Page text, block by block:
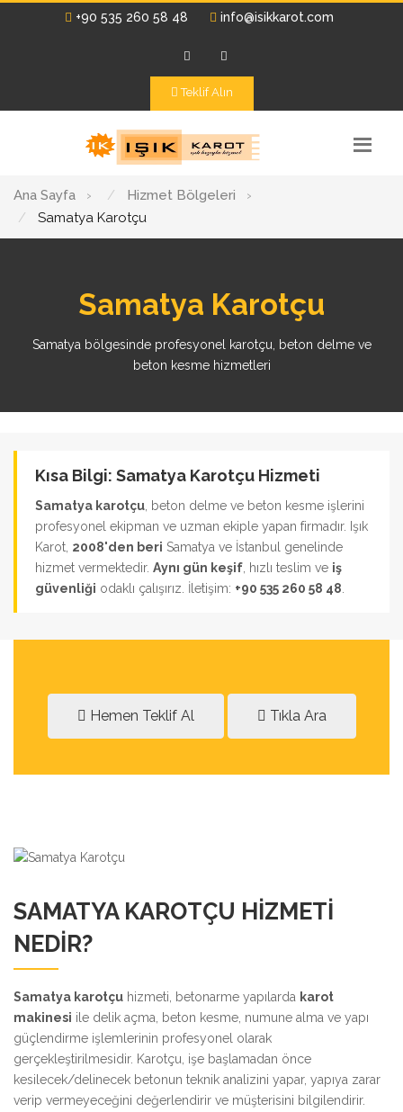
+90 535 260 58 48 info@isikkarot.com
Teklif Alın
Ana Sayfa › Hizmet Bölgeleri
›
Samatya Karotçu
Samatya Karotçu
Samatya bölgesinde profesyonel karotçu, beton delme ve
beton kesme hizmetleri
Kısa Bilgi: Samatya Karotçu Hizmeti
Samatya karotçu , beton delme ve beton kesme işlerini
profesyonel ekipman ve uzman ekiple yapan firmadır. Işık
Karot, 2008'den beri Samatya ve İstanbul genelinde
hizmet vermektedir. Aynı gün keşif , hızlı teslim ve iş
güvenliği odaklı çalışırız. İletişim: +90 535 260 58 48
Hemen Teklif Al Tıkla Ara
SAMATYA KAROTÇU HIZMETI
NEDIR?
Samatya karotçu hizmeti, betonarme yapılarda karot
makinesi ile delik açma, beton kesme, numune alma ve yapı
güçlendirme işlemlerinin profesyonel olarak
gerçekleştirilmesidir. Karotçu, işe başlamadan önce
kesilecek/delinecek betonun teknik analizini yapar, yapıya zarar
verip vermeyeceğini değerlendirir ve müşterisini bilgilendirir.